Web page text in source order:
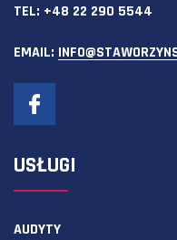
TEL: +48 22 290 5544
EMAIL:
USŁUGI
AUDYTY